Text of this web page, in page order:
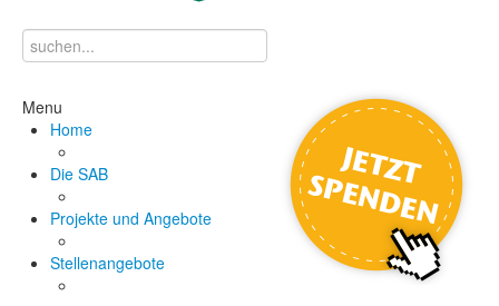
Menu
Home
Die SAB
Projekte und Angebote
Stellenangebote